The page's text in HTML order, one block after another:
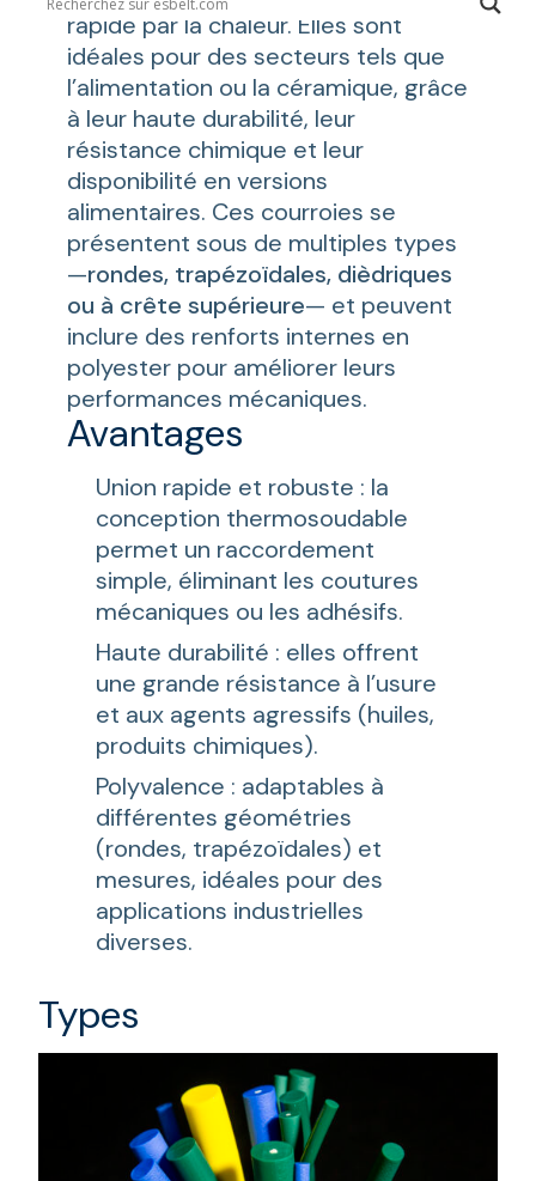
rapide par la chaleur. Elles sont
idéales pour des secteurs tels que
l’alimentation ou la céramique, grâce
à leur haute durabilité, leur
résistance chimique et leur
disponibilité en versions
alimentaires. Ces courroies se
présentent sous de multiples types
—rondes, trapézoïdales, dièdriques
ou à crête supérieure— et peuvent
inclure des renforts internes en
polyester pour améliorer leurs
performances mécaniques.
Avantages
Union rapide et robuste : la
conception thermosoudable
permet un raccordement
simple, éliminant les coutures
mécaniques ou les adhésifs.
Haute durabilité : elles offrent
une grande résistance à l’usure
et aux agents agressifs (huiles,
produits chimiques).
Polyvalence : adaptables à
différentes géométries
(rondes, trapézoïdales) et
mesures, idéales pour des
applications industrielles
diverses.
Types